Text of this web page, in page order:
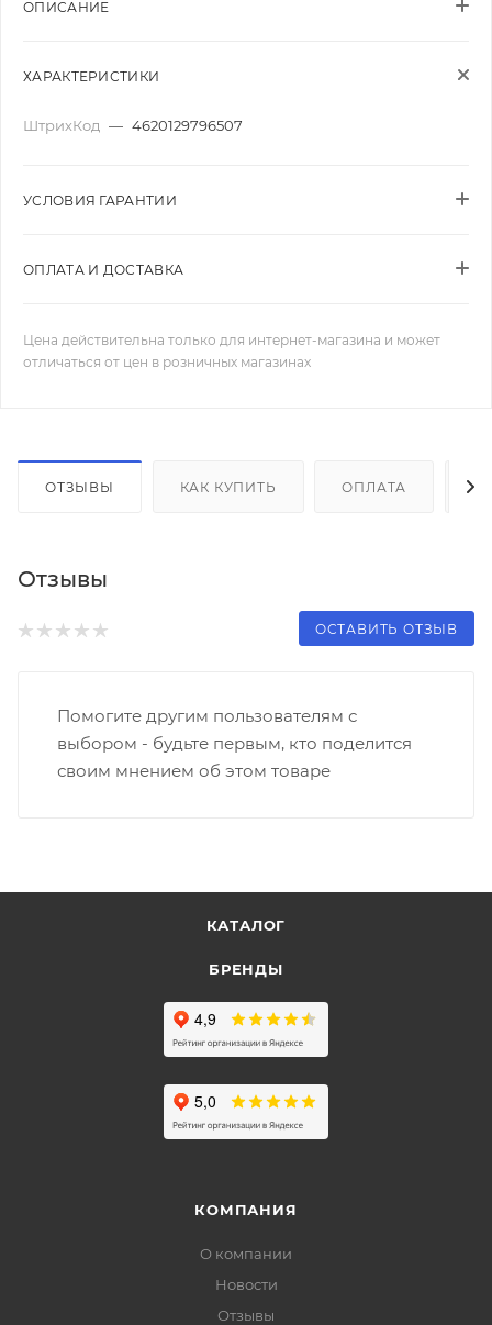
ОПИСАНИЕ
ХАРАКТЕРИСТИКИ
ШтрихКод — 4620129796507
УСЛОВИЯ ГАРАНТИИ
ОПЛАТА И ДОСТАВКА
Цена действительна только для интернет-магазина и может
отличаться от цен в розничных магазинах
ОТЗЫВЫ КАК КУПИТЬ ОПЛАТА
Отзывы
ОСТАВИТЬ ОТЗЫВ
Помогите другим пользователям с
выбором - будьте первым, кто поделится
своим мнением об этом товаре
КАТАЛОГ
БРЕНДЫ
КОМПАНИЯ
О компании
Новости
Отзывы